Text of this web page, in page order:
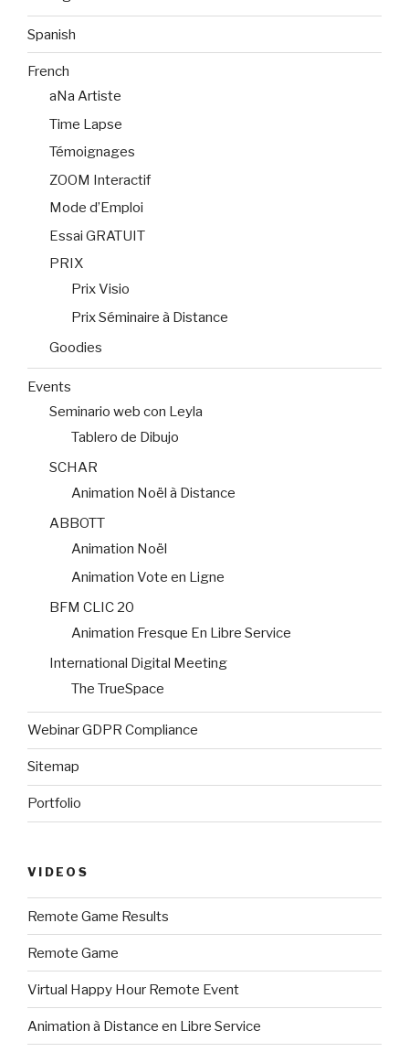
Spanish
French
aNa Artiste
Time Lapse
Témoignages
ZOOM Interactif
Mode d’Emploi
Essai GRATUIT
PRIX
Prix Visio
Prix Séminaire à Distance
Goodies
Events
Seminario web con Leyla
Tablero de Dibujo
SCHAR
Animation Noël à Distance
ABBOTT
Animation Noël
Animation Vote en Ligne
BFM CLIC 20
Animation Fresque En Libre Service
International Digital Meeting
The TrueSpace
Webinar GDPR Compliance
Sitemap
Portfolio
VIDEOS
Remote Game Results
Remote Game
Virtual Happy Hour Remote Event
Animation à Distance en Libre Service